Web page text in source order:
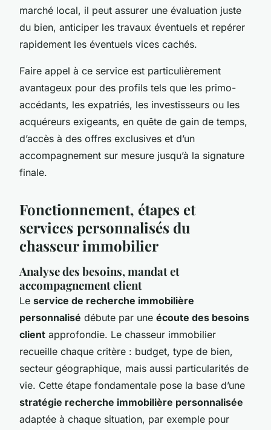
marché local, il peut assurer une évaluation juste
du bien, anticiper les travaux éventuels et repérer
rapidement les éventuels vices cachés.
Faire appel à ce service est particulièrement
avantageux pour des profils tels que les primo-
accédants, les expatriés, les investisseurs ou les
acquéreurs exigeants, en quête de gain de temps,
d’accès à des offres exclusives et d’un
accompagnement sur mesure jusqu’à la signature
finale.
Fonctionnement, étapes et
services personnalisés du
chasseur immobilier
Analyse des besoins, mandat et
accompagnement client
Le service de recherche immobilière
personnalisé débute par une écoute des besoins
client approfondie. Le chasseur immobilier
recueille chaque critère : budget, type de bien,
secteur géographique, mais aussi particularités de
vie. Cette étape fondamentale pose la base d’une
stratégie recherche immobilière personnalisée
adaptée à chaque situation, par exemple pour